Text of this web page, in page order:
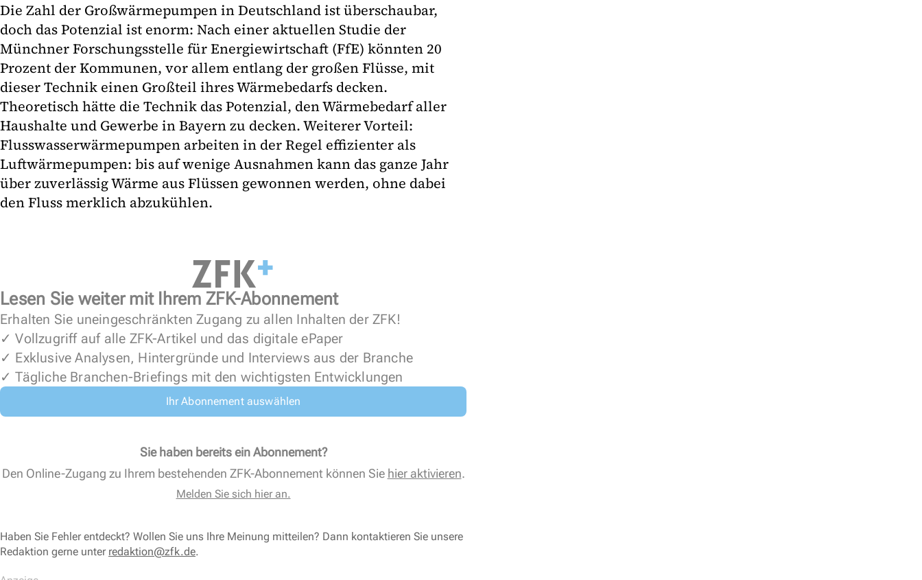
Die Zahl der Großwärmepumpen in Deutschland ist überschaubar,
doch das Potenzial ist enorm: Nach einer aktuellen Studie der
Münchner Forschungsstelle für Energiewirtschaft (FfE) könnten 20
Prozent der Kommunen, vor allem entlang der großen Flüsse, mit
dieser Technik einen Großteil ihres Wärmebedarfs decken.
Theoretisch hätte die Technik das Potenzial, den Wärmebedarf aller
Haushalte und Gewerbe in Bayern zu decken. Weiterer Vorteil:
Flusswasserwärmepumpen arbeiten in der Regel effizienter als
Luftwärmepumpen: bis auf wenige Ausnahmen kann das ganze Jahr
über zuverlässig Wärme aus Flüssen gewonnen werden, ohne dabei
den Fluss merklich abzukühlen.
Lesen Sie weiter mit Ihrem ZFK-Abonnement
Erhalten Sie uneingeschränkten Zugang zu allen Inhalten der ZFK!
✓ Vollzugriff auf alle ZFK-Artikel und das digitale ePaper
✓ Exklusive Analysen, Hintergründe und Interviews aus der Branche
✓ Tägliche Branchen-Briefings mit den wichtigsten Entwicklungen
Ihr Abonnement auswählen
Sie haben bereits ein Abonnement?
Den Online-Zugang zu Ihrem bestehenden ZFK-Abonnement können Sie hier aktivieren.
Melden Sie sich hier an.
Haben Sie Fehler entdeckt? Wollen Sie uns Ihre Meinung mitteilen? Dann kontaktieren Sie unsere
Redaktion gerne unter redaktion@zfk.de.